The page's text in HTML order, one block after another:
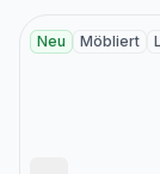
Neu Möbliert